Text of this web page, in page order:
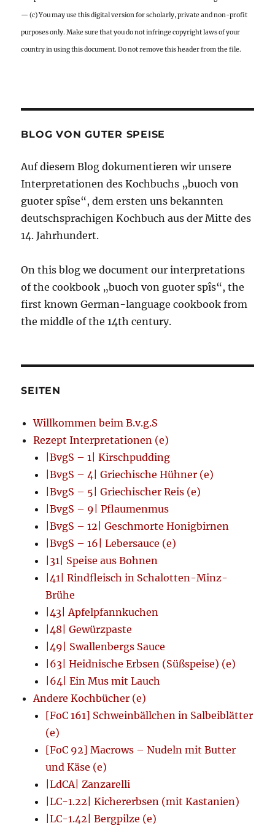
— (c) You may use this digital version for scholarly, private and non-profit
purposes only. Make sure that you do not infringe copyright laws of your
country in using this document. Do not remove this header from the file.
BLOG VON GUTER SPEISE
Auf diesem Blog dokumentieren wir unsere
Interpretationen des Kochbuchs „buoch von
guoter spîse“, dem ersten uns bekannten
deutschsprachigen Kochbuch aus der Mitte des
14. Jahrhundert.
On this blog we document our interpretations
of the cookbook „buoch von guoter spîs“, the
first known German-language cookbook from
the middle of the 14th century.
SEITEN
Willkommen beim B.v.g.S
Rezept Interpretationen (e)
|BvgS – 1| Kirschpudding
|BvgS – 4| Griechische Hühner (e)
|BvgS – 5| Griechischer Reis (e)
|BvgS – 9| Pflaumenmus
|BvgS – 12| Geschmorte Honigbirnen
|BvgS – 16| Lebersauce (e)
|31| Speise aus Bohnen
|41| Rindfleisch in Schalotten-Minz-
Brühe
|43| Apfelpfannkuchen
|48| Gewürzpaste
|49| Swallenbergs Sauce
|63| Heidnische Erbsen (Süßspeise) (e)
|64| Ein Mus mit Lauch
Andere Kochbücher (e)
[FoC 161] Schweinbällchen in Salbeiblätter
(e)
[FoC 92] Macrows – Nudeln mit Butter
und Käse (e)
|LdCA| Zanzarelli
|LC-1.22| Kichererbsen (mit Kastanien)
|LC-1.42| Bergpilze (e)